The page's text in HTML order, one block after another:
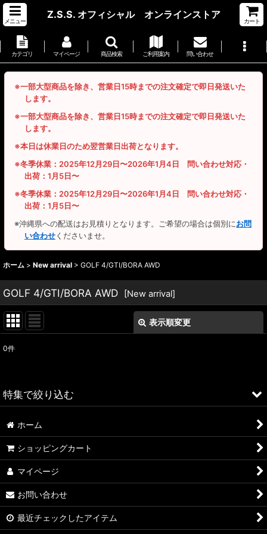
メニュー
Z.S.S. オフィシャル オンラインストア
カート
カテゴリ マイページ 商品検索 ご利用案内 問い合わせ
※一部大型商品を除き、営業日15時までの注文確定で即日発送いた
します。
※一部大型商品を除き、営業日15時までの注文確定で即日発送いた
します。
※本日は休業日のため翌営業日出荷となります。
※冬季休業：2025年12月29日〜2026年1月4日 問い合わせ対応・
出荷：1月5日〜
※冬季休業：2025年12月29日〜2026年1月4日 問い合わせ対応・
出荷：1月5日〜
※沖縄県への配送はお見積りとなります。ご希望の場合は個別にお問
い合わせくださいませ。
ホーム > New arrival > GOLF 4/GTI/BORA AWD
GOLF 4/GTI/BORA AWD [New arrival]
表示順変更
並び順:
0件
特集で絞り込む
ALFA ROMEO > 156
ALFA ROMEO > 147
ALFA ROMEO > 159
A4
ホーム
ショッピングカート
マイページ
お問い合わせ
最近チェックしたアイテム